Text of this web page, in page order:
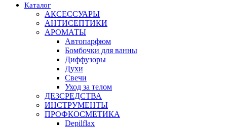
Каталог
АКСЕССУАРЫ
АНТИСЕПТИКИ
АРОМАТЫ
Автопарфюм
Бомбочки для ванны
Диффузоры
Духи
Свечи
Уход за телом
ДЕЗСРЕДСТВА
ИНСТРУМЕНТЫ
ПРОФКОСМЕТИКА
Depilflax